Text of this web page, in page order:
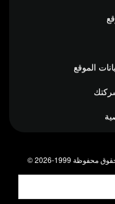
الموقع
محفوظة 1999-2026